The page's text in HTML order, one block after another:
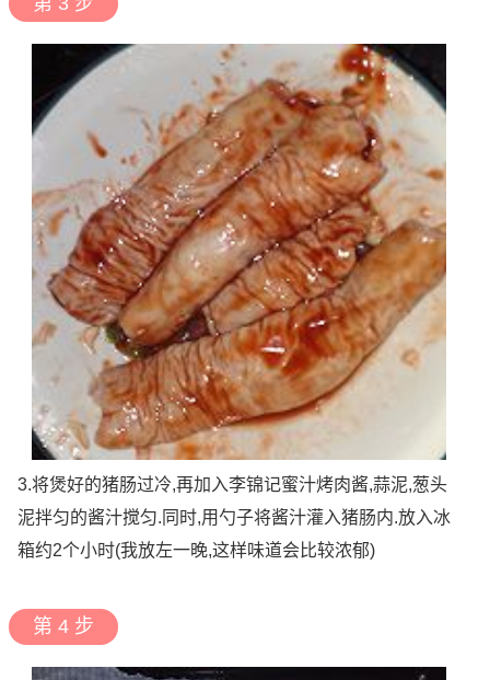
3.将煲好的猪肠过冷,再加入李锦记蜜汁烤肉酱,蒜泥,葱头
泥拌匀的酱汁搅匀.同时,用勺子将酱汁灌入猪肠内.放入冰
箱约2个小时(我放左一晚,这样味道会比较浓郁)
第 4 步